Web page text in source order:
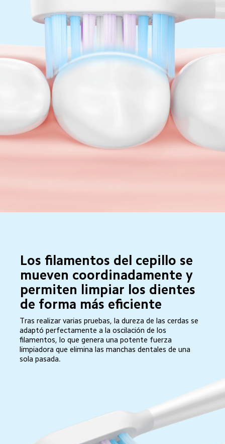
Los filamentos del cepillo se
mueven coordinadamente y
permiten limpiar los dientes
de forma más eficiente
Tras realizar varias pruebas, la dureza de las cerdas se
adaptó perfectamente a la oscilación de los
filamentos, lo que genera una potente fuerza
limpiadora que elimina las manchas dentales de una
sola pasada.